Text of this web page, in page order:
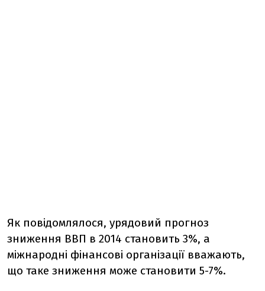
Як повідомлялося, урядовий прогноз
зниження ВВП в 2014 становить 3%, а
міжнародні фінансові організації вважають,
що таке зниження може становити 5-7%.